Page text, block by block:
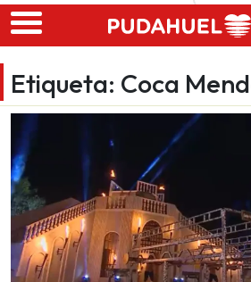
Skip to main content
Etiqueta: Coca